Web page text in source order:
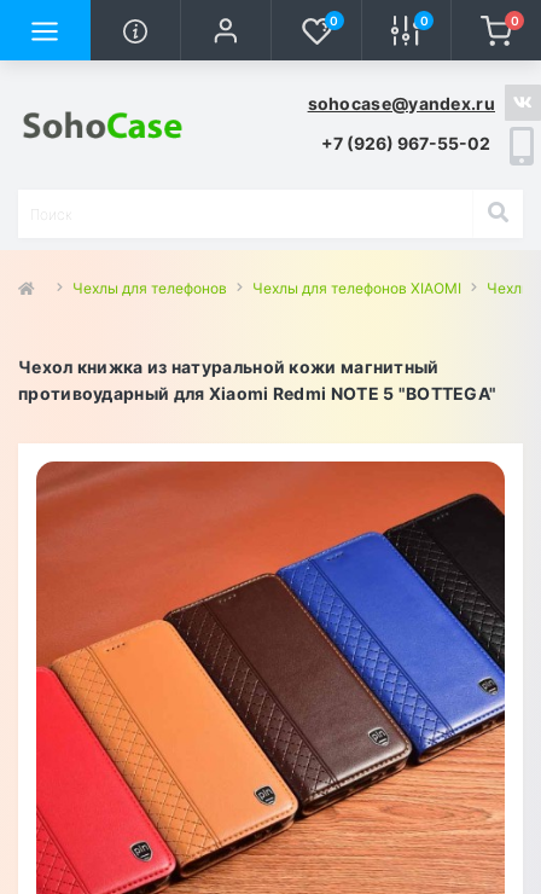
0 0 0
sohocase@yandex.ru
+7 (926) 967-55-02
Чехлы для телефонов Чехлы для телефонов XIAOMI Чехлы
Чехол книжка из натуральной кожи магнитный
противоударный для Xiaomi Redmi NOTE 5 "BOTTEGA"